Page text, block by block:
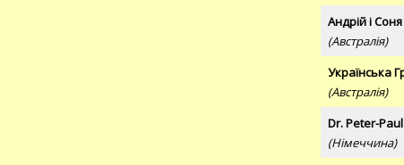
Андрій і Соня
(Австралія)
Українська
(Австралія)
Dr. Peter-
(Німеччина)